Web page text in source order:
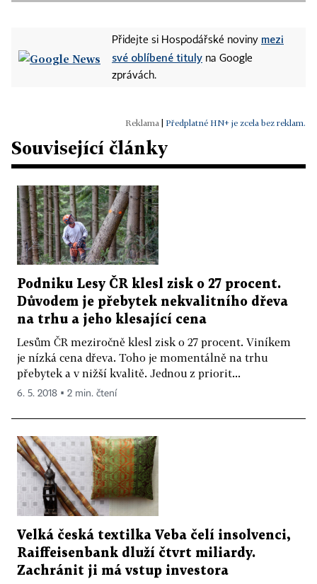
Přidejte si Hospodářské noviny mezi
své oblíbené tituly na Google
zprávách.
| Předplatné HN+ je zcela bez reklam.
Související články
Podniku Lesy ČR klesl zisk o 27 procent.
Důvodem je přebytek nekvalitního dřeva
na trhu a jeho klesající cena
Lesům ČR meziročně klesl zisk o 27 procent. Viníkem
je nízká cena dřeva. Toho je momentálně na trhu
přebytek a v nižší kvalitě. Jednou z priorit...
6. 5. 2018 ▪ 2 min. čtení
Velká česká textilka Veba čelí insolvenci,
Raiffeisenbank dluží čtvrt miliardy.
Zachránit ji má vstup investora